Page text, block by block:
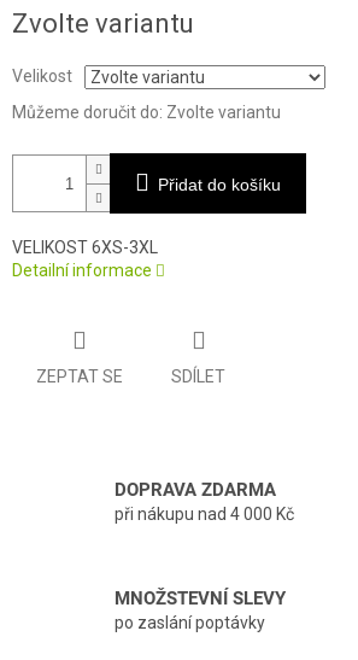
cena:
Zvolte variantu
Velikost
Můžeme doručit do: Zvolte variantu
Přidat do košíku
VELIKOST 6XS-3XL
Detailní informace
ZEPTAT SE SDÍLET
DOPRAVA ZDARMA
při nákupu nad 4 000 Kč
MNOŽSTEVNÍ SLEVY
po zaslání poptávky